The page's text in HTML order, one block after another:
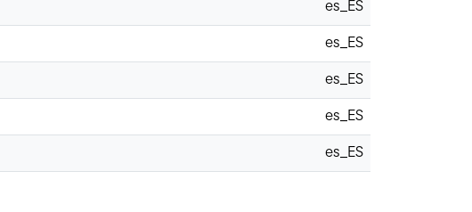
es_ES
es_ES
es_ES
es_ES
es_ES